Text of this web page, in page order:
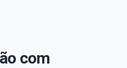
com